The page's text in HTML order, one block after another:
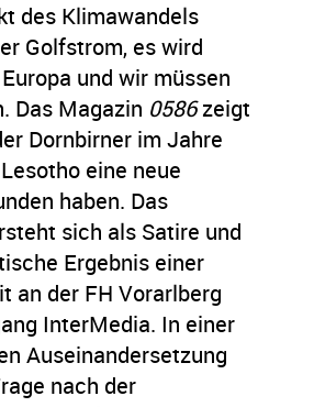
des Klimawandels
Golfstrom, es wird
und wir müssen
Das Magazin 0586zeigt
Dornbirner im Jahre
eine neue
haben. Das
sich als Satire und
Ergebnis einer
an der FH Vorarlberg
InterMedia. In einer
Auseinandersetzung
nach der